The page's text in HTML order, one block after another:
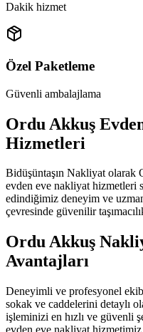
Dakik hizmet
Özel Paketleme
Güvenli ambalajlama
Ordu Akkuş
Hizmetleri
Bidüşüntaşın Nakliyat olarak
evden eve nakliyat hizmetleri
edindiğimiz deneyim ve
çevresinde güvenilir
Ordu Akkuş
Avantajları
Deneyimli ve profesyonel
sokak ve caddelerini detaylı
işleminizi en hızlı ve güvenli